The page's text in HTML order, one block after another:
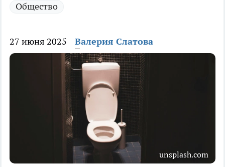
Общество
27 июня 2025 Валерия Слатова
unsplash.com